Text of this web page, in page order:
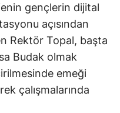
gençlerin dijital
açısından
Rektör Topal, başta
Budak olmak
emeği
çalışmalarında